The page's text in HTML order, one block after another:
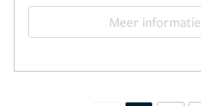
Meer informatie